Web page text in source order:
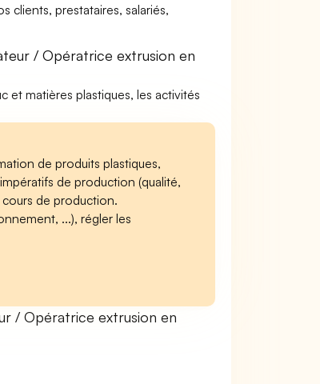
clients, prestataires, salariés,
/ Opératrice extrusion en
et matières plastiques, les activités
de produits plastiques,
de production (qualité,
de production.
...), régler les
/ Opératrice extrusion en